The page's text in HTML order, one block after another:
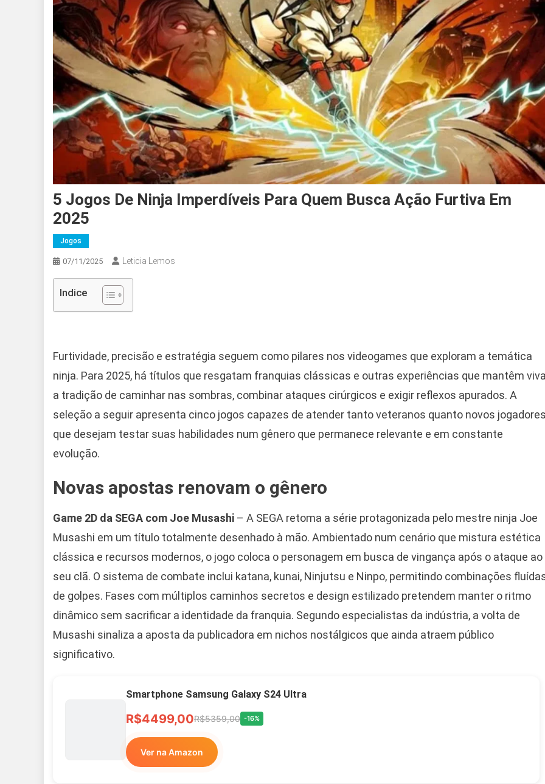
5 Jogos De Ninja Imperdíveis Para Quem Busca Ação Furtiva Em
2025
Jogos
07/11/2025 Leticia Lemos
Indice
Furtividade, precisão e estratégia seguem como pilares nos videogames que exploram a temática
ninja. Para 2025, há títulos que resgatam franquias clássicas e outras experiências que mantêm viva
a tradição de caminhar nas sombras, combinar ataques cirúrgicos e exigir reflexos apurados. A
seleção a seguir apresenta cinco jogos capazes de atender tanto veteranos quanto novos jogadores
que desejam testar suas habilidades num gênero que permanece relevante e em constante
evolução.
Novas apostas renovam o gênero
Game 2D da SEGA com Joe Musashi – A SEGA retoma a série protagonizada pelo mestre ninja Joe
Musashi em um título totalmente desenhado à mão. Ambientado num cenário que mistura estética
clássica e recursos modernos, o jogo coloca o personagem em busca de vingança após o ataque ao
seu clã. O sistema de combate inclui katana, kunai, Ninjutsu e Ninpo, permitindo combinações
de golpes. Fases com múltiplos caminhos secretos e design estilizado pretendem manter o ritmo
dinâmico sem sacrificar a identidade da franquia. Segundo especialistas da indústria, a volta de
Musashi sinaliza a aposta da publicadora em nichos nostálgicos que ainda atraem público
significativo.
Smartphone Samsung Galaxy S24 Ultra
R$4499,00R$5359,00 -16%
Ver na Amazon